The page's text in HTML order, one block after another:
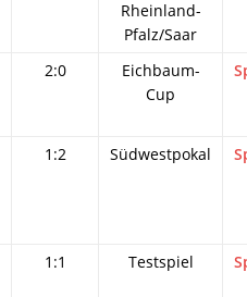
Rheinland-
Pfalz/Saar
2:0
Eichbaum-
Cup
1:2 Südwestpokal
1:1 Testspiel